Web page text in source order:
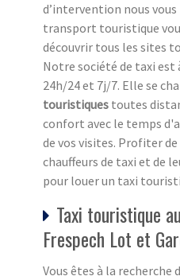
d’intervention nous
transport touristique
découvrir tous les sites
Notre société de taxi
24h/24 et 7j/7. Elle se
touristiques toutes
confort avec le temps
de vos visites. Profiter
chauffeurs de taxi et de
pour louer un taxi
Taxi touristique
Frespech Lot et
Vous êtes à la recherche